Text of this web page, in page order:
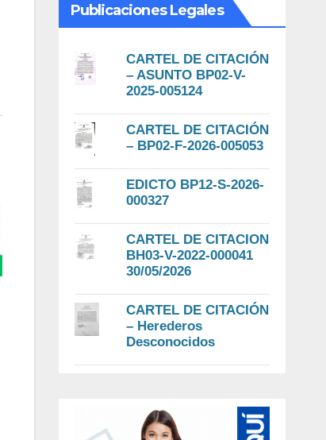
Publicaciones Legales
CARTEL DE CITACIÓN
– ASUNTO BP02-V-
2025-005124
CARTEL DE CITACIÓN
– BP02-F-2026-005053
EDICTO BP12-S-2026-
000327
CARTEL DE CITACION
BH03-V-2022-000041
30/05/2026
CARTEL DE CITACIÓN
– Herederos
Desconocidos